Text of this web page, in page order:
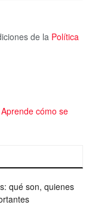
de la Política
Aprende cómo se
qué son, quienes